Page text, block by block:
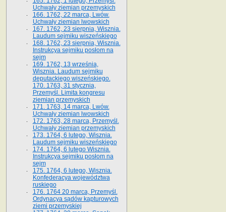
Uchwały ziemian przemyskich
166. 1762, 22 marca, Lwów.
Uchwały ziemian lwowskich
167. 1762, 23 sierpnia, Wisznia.
Laudum sejmiku wiszeńskiego
168. 1762, 23 sierpnia, Wisznia.
Instrukcya sejmiku posłom na
sejm
169. 1762, 13 września,
Wisznia. Laudum sejmiku
deputackiego wiszeńskiego.
170. 1763, 31 stycznia,
Przemyśl. Limita kongresu
ziemian przemyskich
171. 1763, 14 marca, Lwów.
Uchwały ziemian lwowskich
172. 1763, 28 marca, Przemyśl.
Uchwały ziemian przemyskich
173. 1764, 6 lutego, Wisznia.
Laudum sejmiku wiszeńskiego
174. 1764, 6 lutego Wisznia.
Instrukcya sejmiku posłom na
sejm
175. 1764, 6 lutego, Wisznia.
Konfederacya województwa
ruskiego
176. 1764 20 marca, Przemyśl.
Ordynacya sądów kapturowych
ziemi przemyskiej